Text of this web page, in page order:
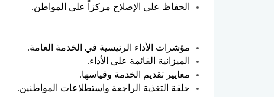
الحفاظ على الإصلاح مركزاً على المواطن.
مؤشرات الأداء الرئيسية في الخدمة العامة.
الميزانية القائمة على الأداء.
معايير تقديم الخدمة وقياسها.
حلقة التغذية الراجعة واستطلاعات المواطنين.